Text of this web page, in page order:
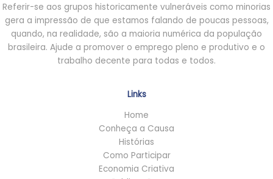
Referir-se aos grupos historicamente vulneráveis como minorias
gera a impressão de que estamos falando de poucas pessoas,
quando, na realidade, são a maioria numérica da população
brasileira. Ajude a promover o emprego pleno e produtivo e o
trabalho decente para todas e todos.
Links
Home
Conheça a Causa
Histórias
Como Participar
Economia Criativa